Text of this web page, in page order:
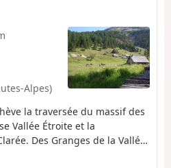
Alpes)
la traversée du massif des
Vallée Étroite et la
Des Granges de la Vallée